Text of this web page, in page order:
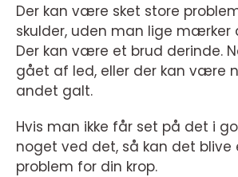
Der kan være sket store
skulder, uden man lige mærker
Der kan være et brud derinde.
gået af led, eller der kan være
andet galt.
Hvis man ikke får set på det i
noget ved det, så kan det blive
problem for din krop.